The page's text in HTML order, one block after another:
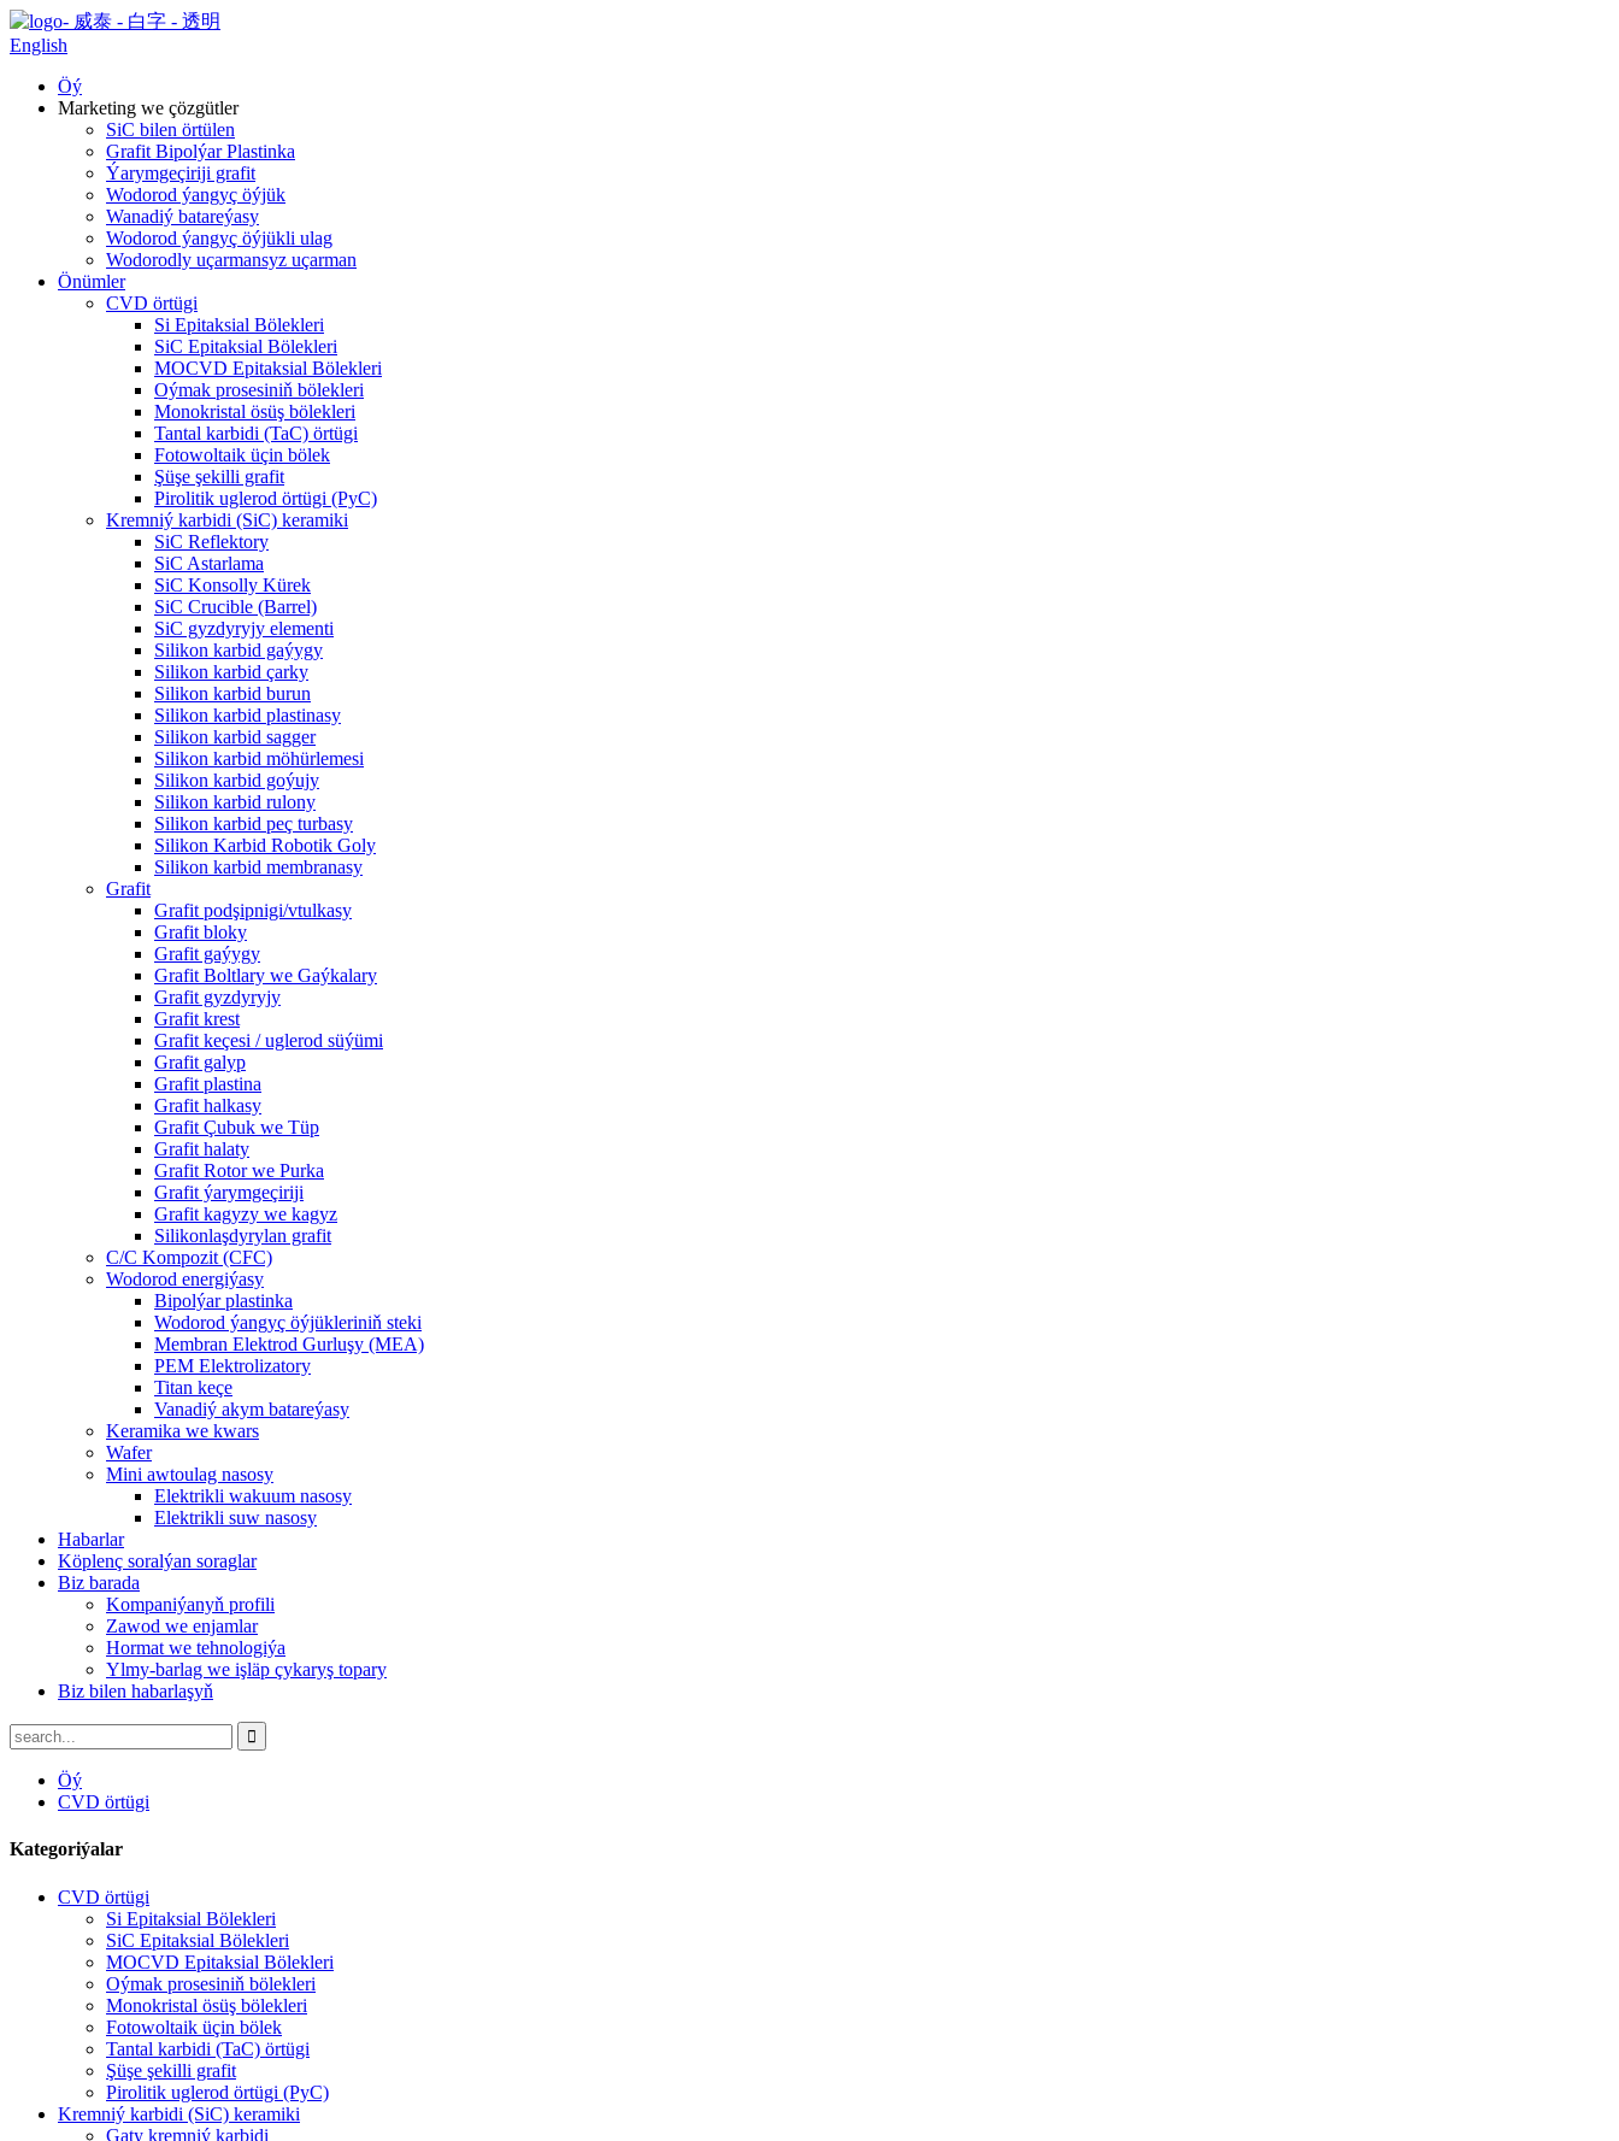
English
Öý
Marketing we çözgütler
SiC bilen örtülen
Grafit Bipolýar Plastinka
Ýarymgeçiriji grafit
Wodorod ýangyç öýjük
Wanadiý batareýasy
Wodorod ýangyç öýjükli ulag
Wodorodly uçarmansyz uçarman
Önümler
CVD örtügi
Si Epitaksial Bölekleri
SiC Epitaksial Bölekleri
MOCVD Epitaksial Bölekleri
Oýmak prosesiniň bölekleri
Monokristal ösüş bölekleri
Tantal karbidi (TaC) örtügi
Fotowoltaik üçin bölek
Şüşe şekilli grafit
Pirolitik uglerod örtügi (PyC)
Kremniý karbidi (SiC) keramiki
SiC Reflektory
SiC Astarlama
SiC Konsolly Kürek
SiC Crucible (Barrel)
SiC gyzdyryjy elementi
Silikon karbid gaýygy
Silikon karbid çarky
Silikon karbid burun
Silikon karbid plastinasy
Silikon karbid sagger
Silikon karbid möhürlemesi
Silikon karbid goýujy
Silikon karbid rulony
Silikon karbid peç turbasy
Silikon Karbid Robotik Goly
Silikon karbid membranasy
Grafit
Grafit podşipnigi/vtulkasy
Grafit bloky
Grafit gaýygy
Grafit Boltlary we Gaýkalary
Grafit gyzdyryjy
Grafit krest
Grafit keçesi / uglerod süýümi
Grafit galyp
Grafit plastina
Grafit halkasy
Grafit Çubuk we Tüp
Grafit halaty
Grafit Rotor we Purka
Grafit ýarymgeçiriji
Grafit kagyzy we kagyz
Silikonlaşdyrylan grafit
C/C Kompozit (CFC)
Wodorod energiýasy
Bipolýar plastinka
Wodorod ýangyç öýjükleriniň steki
Membran Elektrod Gurluşy (MEA)
PEM Elektrolizatory
Titan keçe
Vanadiý akym batareýasy
Keramika we kwars
Wafer
Mini awtoulag nasosy
Elektrikli wakuum nasosy
Elektrikli suw nasosy
Habarlar
Köplenç soralýan soraglar
Biz barada
Kompaniýanyň profili
Zawod we enjamlar
Hormat we tehnologiýa
Ylmy-barlag we işläp çykaryş topary
Biz bilen habarlaşyň
Öý
CVD örtügi
Kategoriýalar
CVD örtügi
Si Epitaksial Bölekleri
SiC Epitaksial Bölekleri
MOCVD Epitaksial Bölekleri
Oýmak prosesiniň bölekleri
Monokristal ösüş bölekleri
Fotowoltaik üçin bölek
Tantal karbidi (TaC) örtügi
Şüşe şekilli grafit
Pirolitik uglerod örtügi (PyC)
Kremniý karbidi (SiC) keramiki
Gaty kremniý karbidi